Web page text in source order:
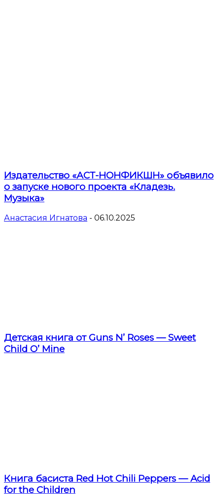
Издательство «АСТ-НОНФИКШН» объявило
о запуске нового проекта «Кладезь.
Музыка»
Анастасия Игнатова - 06.10.2025
Детская книга от Guns N’ Roses — Sweet
Child O’ Mine
Книга басиста Red Hot Chili Peppers — Acid
for the Children